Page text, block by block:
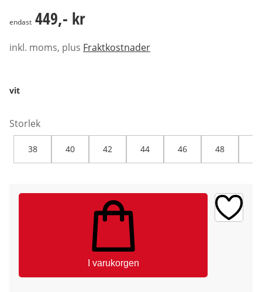
449,- kr
endast 449,- kr
inkl. moms, plus Fraktkostnader
vit
Storlek
38 40 42 44 46 48
I varukorgen